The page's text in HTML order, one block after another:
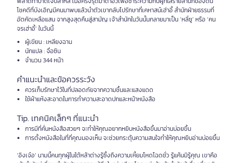
โชคดีที่บังเอิญมีคนมาพบแล้วนำตัวเขากลับไปรักษาที่เคหาสน์เฮ่าอี้ สำนักฝ่ายธรรมที่
อัตคัดเหลือแสน จากสูงสุดคืนสู่สามัญ เจ้าสำนักในวันนั้นกลายมาเป็น ‘หลี่ซู’ หรือ ‘คน
จรเฮ่าอี้’ ในวันนี้
ผู้เขียน : เหลียงฉาน
นักแปล : จื่อซิน
จำนวน 344 หน้า
คำแนะนำและข้อควรระวัง
ควรเก็บรักษาไว้ในที่ปลอดภัยจากความชื้นและแสงแดด
ใช้ผ้าแห้งสะอาดในการทำความสะอาดปกและหน้าหนังสือ
Tip. เทคนิคเล็กๆ ที่แนะนำ
การมีที่คั่นหนังสือสวยๆ จะทำให้คุณอยากหยิบหนังสือขึ้นมาอ่านบ่อยขึ้น
การตั้งหนังสือในที่ที่คุณมองเห็น จะช่วยกระตุ้นความสนใจทำให้คุณหยิบอ่านบ่อยขึ้น
‘อิงเจ๋อ’ นามนี้คนทุกผู้ในใต้หล้าต่างรู้ซึ้งถึงความเหี้ยมโหดโฉดชั่ว รู้แค้นมิรู้คุณ เขาคือ